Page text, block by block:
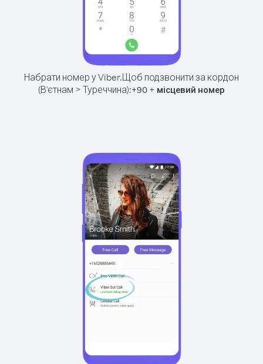
Набрати номер у Viber.Щоб подзвонити за кордон
(В'єтнам > Туреччина):+90 + місцевий номер